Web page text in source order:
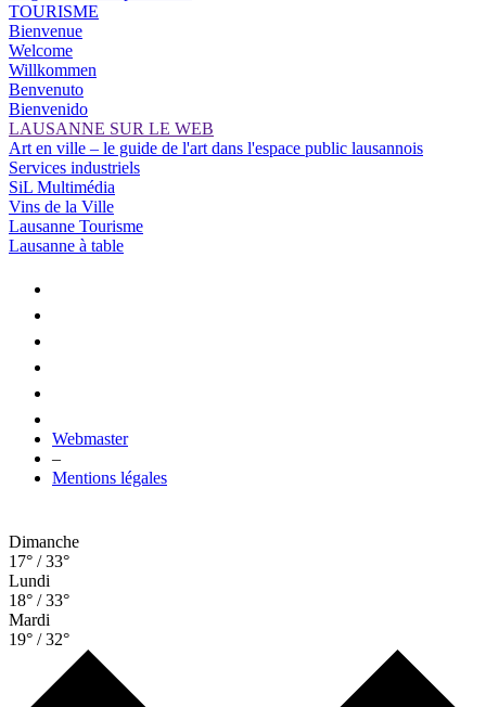
TOURISME
Bienvenue
Welcome
Willkommen
Benvenuto
Bienvenido
LAUSANNE SUR LE WEB
Art en ville – le guide de l'art dans l'espace public lausannois
Services industriels
SiL Multimédia
Vins de la Ville
Lausanne Tourisme
Lausanne à table
Webmaster
–
Mentions légales
Dimanche
17° / 33°
Lundi
18° / 33°
Mardi
19° / 32°